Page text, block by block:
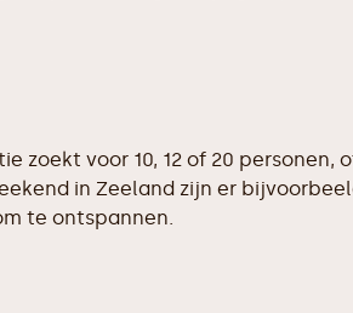
voor 10, 12 of 20 personen,
in Zeeland zijn er
te ontspannen.